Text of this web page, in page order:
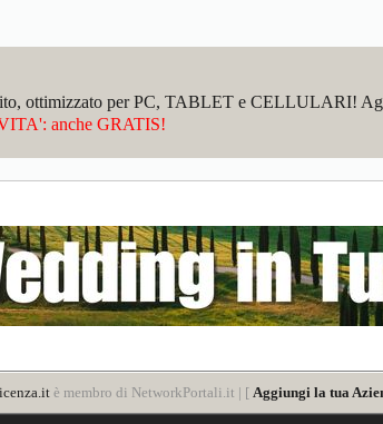
ottimizzato per PC, TABLET e CELLULARI!
anche GRATIS!
è membro di NetworkPortali.it | [ Aggiungi la tua